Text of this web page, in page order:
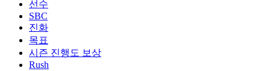
선수
SBC
진화
목표
시즌 진행도 보상
Rush